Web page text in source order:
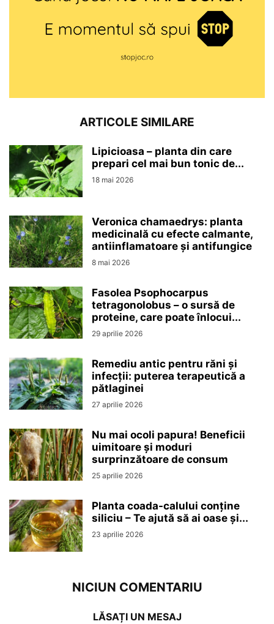
ARTICOLE SIMILARE
Lipicioasa – planta din care
prepari cel mai bun tonic de...
18 mai 2026
Veronica chamaedrys: planta
medicinală cu efecte calmante,
antiinflamatoare și antifungice
8 mai 2026
Fasolea Psophocarpus
tetragonolobus – o sursă de
proteine, care poate înlocui...
29 aprilie 2026
Remediu antic pentru răni și
infecții: puterea terapeutică a
pătlaginei
27 aprilie 2026
Nu mai ocoli papura! Beneficii
uimitoare și moduri
surprinzătoare de consum
25 aprilie 2026
Planta coada-calului conține
siliciu – Te ajută să ai oase și...
23 aprilie 2026
NICIUN COMENTARIU
LĂSAȚI UN MESAJ